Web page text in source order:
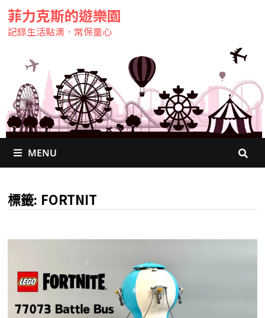
菲力克斯的遊樂園
記錄生活點滴．常保童心
MENU
標籤: FORTNIT